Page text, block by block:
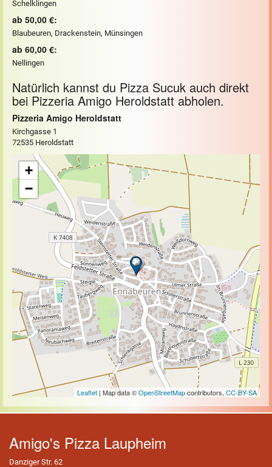
Schelklingen
ab 50,00 €:
Blaubeuren, Drackenstein, Münsingen
ab 60,00 €:
Nellingen
Natürlich kannst du Pizza Sucuk auch direkt
bei Pizzeria Amigo Heroldstatt abholen.
Pizzeria Amigo Heroldstatt
Kirchgasse 1
72535 Heroldstatt
+
−
Leaflet | Map data ©OpenStreetMapcontributors, CC-BY-SA
Amigo's Pizza Laupheim
Danziger Str. 62